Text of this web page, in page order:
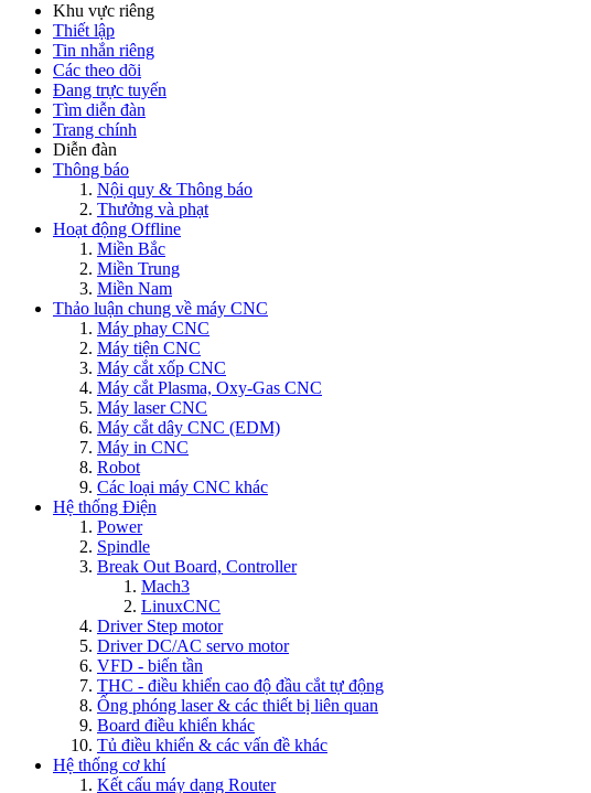
Khu vực riêng
Thiết lập
Tin nhắn riêng
Các theo dõi
Đang trực tuyến
Tìm diễn đàn
Trang chính
Diễn đàn
Thông báo
Nội quy & Thông báo
Thưởng và phạt
Hoạt động Offline
Miền Bắc
Miền Trung
Miền Nam
Thảo luận chung về máy CNC
Máy phay CNC
Máy tiện CNC
Máy cắt xốp CNC
Máy cắt Plasma, Oxy-Gas CNC
Máy laser CNC
Máy cắt dây CNC (EDM)
Máy in CNC
Robot
Các loại máy CNC khác
Hệ thống Điện
Power
Spindle
Break Out Board, Controller
Mach3
LinuxCNC
Driver Step motor
Driver DC/AC servo motor
VFD - biến tần
THC - điều khiển cao độ đầu cắt tự động
Ống phóng laser & các thiết bị liên quan
Board điều khiển khác
Tủ điều khiển & các vấn đề khác
Hệ thống cơ khí
Kết cấu máy dạng Router